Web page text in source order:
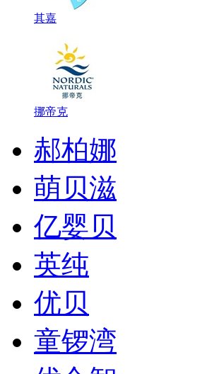
其嘉
挪帝克
郝柏娜
萌贝滋
亿婴贝
英纯
优贝
童锣湾